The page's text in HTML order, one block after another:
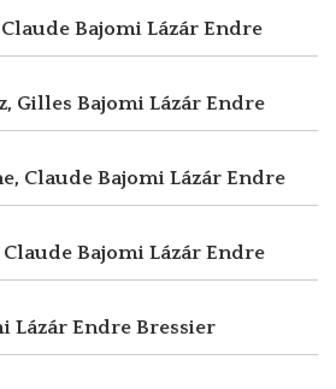
Claude Bajomi Lázár Endre
Gilles Bajomi Lázár Endre
Claude Bajomi Lázár Endre
Claude Bajomi Lázár Endre
Lázár Endre Bressier